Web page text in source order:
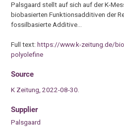
Palsgaard stellt auf sich auf der K-
biobasierten Funktionsadditiven der
fossilbasierte Additive…
Full text:https://www.k-zeitung.de/
polyolefine
Source
K Zeitung, 2022-08-30.
Supplier
Palsgaard